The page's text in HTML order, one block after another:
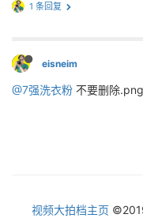
1 条回复
eisneim
@7强洗衣粉 不要删除
视频大拍档主页